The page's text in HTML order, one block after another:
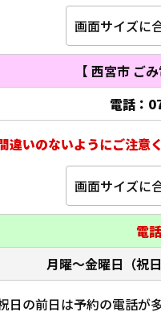
画面サイズに
【 西宮市 ご
電話：
違いのないようにご注意く
画面サイズに
電
月曜～金曜日（祝
日の前日は予約の電話が